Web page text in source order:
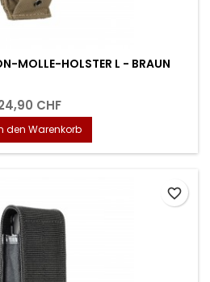
MOLLE-HOLSTER L - BRAUN
CHF
den Warenkorb
favorite_border